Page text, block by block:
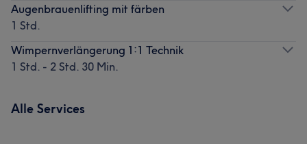
Augenbrauenlifting mit färben
1 Std.
Wimpernverlängerung 1:1 Technik
1 Std. - 2 Std. 30 Min.
Alle Services